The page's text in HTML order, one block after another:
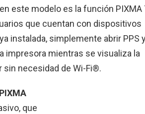
este modelo es la función PIXMA
que cuentan con dispositivos
instalada, simplemente abrir PPS
impresora mientras se visualiza la
sin necesidad de Wi-Fi®.
PIXMA
que